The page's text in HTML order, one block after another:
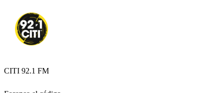
CITI 92.1 FM